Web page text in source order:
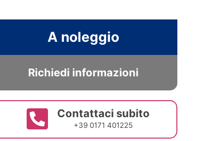
A noleggio
Richiedi informazioni
Contattaci subito
+39 0171 401225